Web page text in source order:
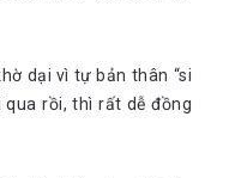
dại vì tự bản thân “si
rồi, thì rất dễ đồng